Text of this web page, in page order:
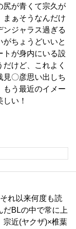
尻が青くて宗久が
ぁそうなんだけ
ンジャラス過ぎる
ちょうどいいと
トが身内にいる設
けど、これよく
見〇彦思い出しち
う最近のイメー
い！
れ以来何度も読
だBLの中で常に上
宗近(ヤクザ)×椎葉